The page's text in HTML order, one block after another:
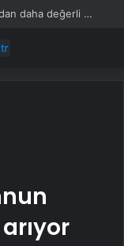
Toz tanesi bile servet değerinde: Altından daha değerli mineral keşfedildi